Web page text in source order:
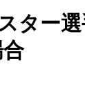
ター